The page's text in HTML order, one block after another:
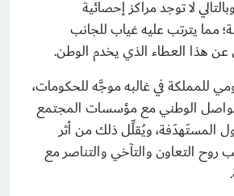
لا توجد مراكز إحصائية
مما يترتب عليه غياب للجانب
عن هذا العطاء الذي يخدم الوطن.
للمملكة في غالبه موجَّه للحكومات،
الوطني مع مؤسسات المجتمع
المستَهدَفة، ويُقلِّل ذلك من أثر
روح التعاون والتآخي والتناصر مع